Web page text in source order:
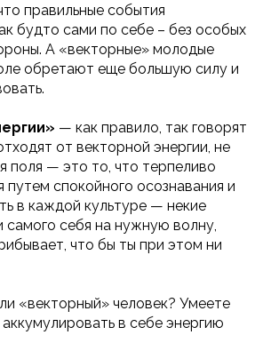
правильные события
будто сами по себе – без особых
А «векторные» молодые
обретают еще большую силу и
— как правило, так говорят
от векторной энергии, не
поля — это то, что терпеливо
путем спокойного осознавания и
в каждой культуре — некие
самого себя на нужную волну,
что бы ты при этом ни
«векторный» человек? Умеете
в себе энергию